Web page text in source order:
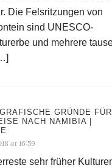
Die Felsritzungen von
sind UNESCO-
und mehrere
GRÜNDE FÜR
NACH NAMIBIA |
at 16:59
sehr früher